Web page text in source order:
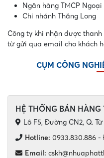
Ngân hàng TMCP
Chi nhánh Thăng Long
Công ty khi nhận được
từ gửi qua email cho khách
CỤM CÔNG
HỆ THỐNG BÁN HÀNG
Lô F5, Đường CN2, Q.
Hotline: 0933.830.886 -
Email: